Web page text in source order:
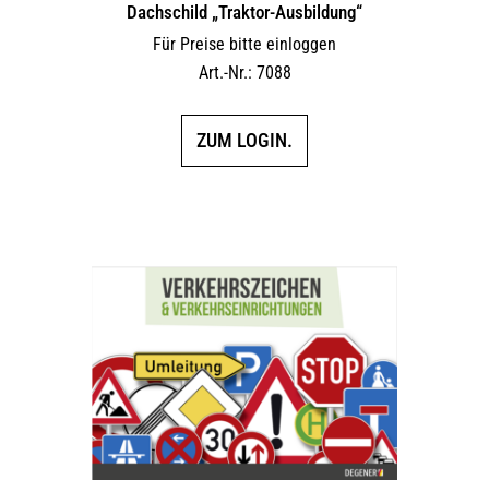
Dachschild „Traktor-Ausbildung“
Für Preise bitte einloggen
Art.-Nr.: 7088
ZUM LOGIN.